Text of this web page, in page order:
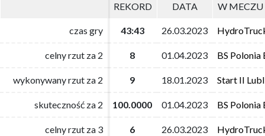
REKORD DATA W MECZU
czas gry 43:43 26.03.2023
celny rzut za 2 8 01.04.2023 BS Polonia
wykonywany rzut za 2 9 18.01.2023 Start II
skuteczność za 2 100.0000 01.04.2023 BS Polonia
celny rzut za 3 6 26.03.2023
REKORD DATA W MECZU
czas gry 43:43 26.03.2023
celny rzut za 2 8 01.04.2023 BS Polonia
wykonywany rzut za 2 9 18.01.2023 Start II
skuteczność za 2 100.0000 01.04.2023 BS Polonia
celny rzut za 3 6 26.03.2023